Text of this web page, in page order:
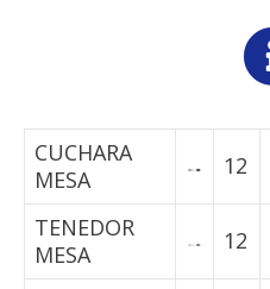
CUCHARA
MESA
12
TENEDOR
MESA
12